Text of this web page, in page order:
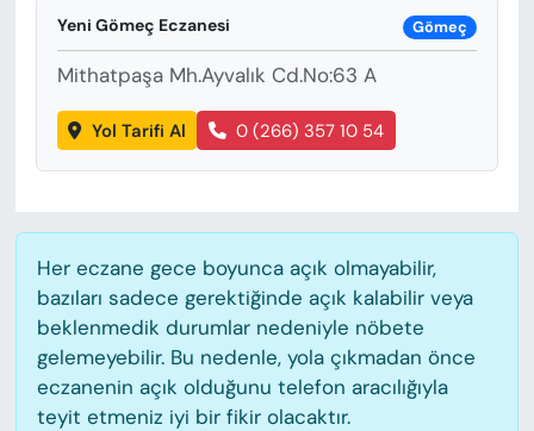
Yeni Gömeç Eczanesi Gömeç
Mithatpaşa Mh.Ayvalık Cd.No:63 A
Yol Tarifi Al 0 (266) 357 10 54
Her eczane gece boyunca açık olmayabilir,
bazıları sadece gerektiğinde açık kalabilir veya
beklenmedik durumlar nedeniyle nöbete
gelemeyebilir. Bu nedenle, yola çıkmadan önce
eczanenin açık olduğunu telefon aracılığıyla
teyit etmeniz iyi bir fikir olacaktır.
SAĞLIK
SPOR
KÜLTÜR-SANAT
MAGAZİN
ÖZEL HABER
YAZAR KÖŞESİ
SİYASET